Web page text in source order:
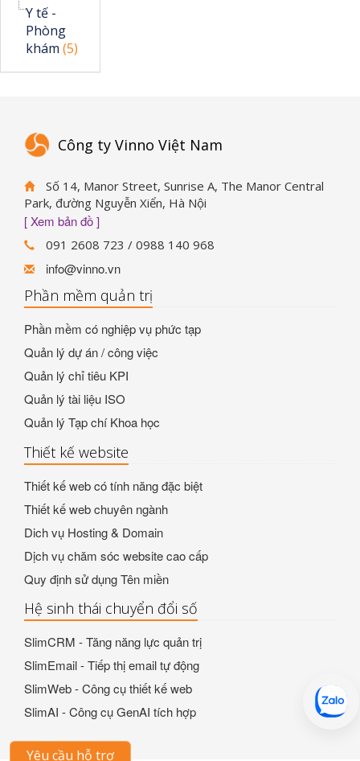
Y tế -
Phòng
khám (5)
Công ty Vinno Việt Nam
Số 14, Manor Street, Sunrise A, The Manor Central
Park, đường Nguyễn Xiển, Hà Nội
[ Xem bản đồ ]
091 2608 723 / 0988 140 968
info@vinno.vn
Phần mềm quản trị
Phần mềm có nghiệp vụ phức tạp
Quản lý dự án / công việc
Quản lý chỉ tiêu KPI
Quản lý tài liệu ISO
Quản lý Tạp chí Khoa học
Thiết kế website
Thiết kế web có tính năng đặc biệt
Thiết kế web chuyên ngành
Dich vụ Hosting & Domain
Dịch vụ chăm sóc website cao cấp
Quy định sử dụng Tên miền
Hệ sinh thái chuyển đổi số
SlimCRM - Tăng năng lực quản trị
SlimEmail - Tiếp thị email tự động
SlimWeb - Công cụ thiết kế web
SlimAI - Công cụ GenAI tích hợp
Yêu cầu hỗ trợ